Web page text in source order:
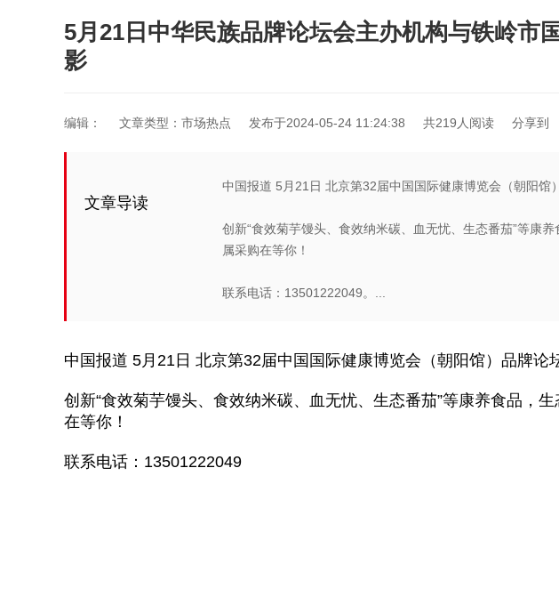
5月21日中华民族品牌论坛会主办机构与铁岭市
影
编辑： 文章类型：市场热点 发布于2024-05-24 11:24:38 共219人阅读 分享到
文章导读
中国报道 5月21日 北京第32届中国国际健康博览会（朝阳馆
创新“食效菊芋馒头、食效纳米碳、血无忧、生态番茄”等康
属采购在等你！
​​​​​​​联系电话：13501222049。...
中国报道 5月21日 北京第32届中国国际健康博览会（朝阳馆）品牌论
创新“食效菊芋馒头、食效纳米碳、血无忧、生态番茄”等康养食品，
在等你！
联系电话：13501222049